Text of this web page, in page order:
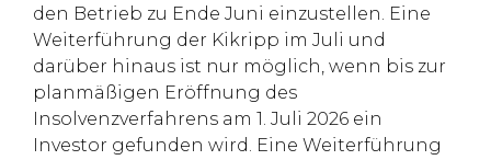
den Betrieb zu Ende Juni einzustellen. Eine
Weiterführung der Kikripp im Juli und
darüber hinaus ist nur möglich, wenn bis zur
planmäßigen Eröffnung des
Insolvenzverfahrens am 1. Juli 2026 ein
Investor gefunden wird. Eine Weiterführung